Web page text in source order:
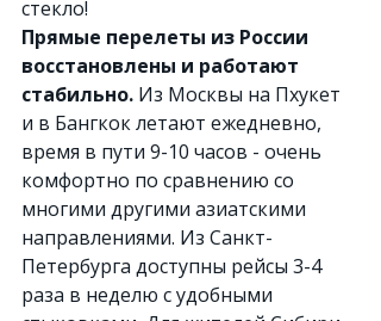
стекло!
Прямые перелеты из России
восстановлены и работают
стабильно. Из Москвы на Пхукет
и в Бангкок летают ежедневно,
время в пути 9-10 часов - очень
комфортно по сравнению со
многими другими азиатскими
направлениями. Из Санкт-
Петербурга доступны рейсы 3-4
раза в неделю с удобными